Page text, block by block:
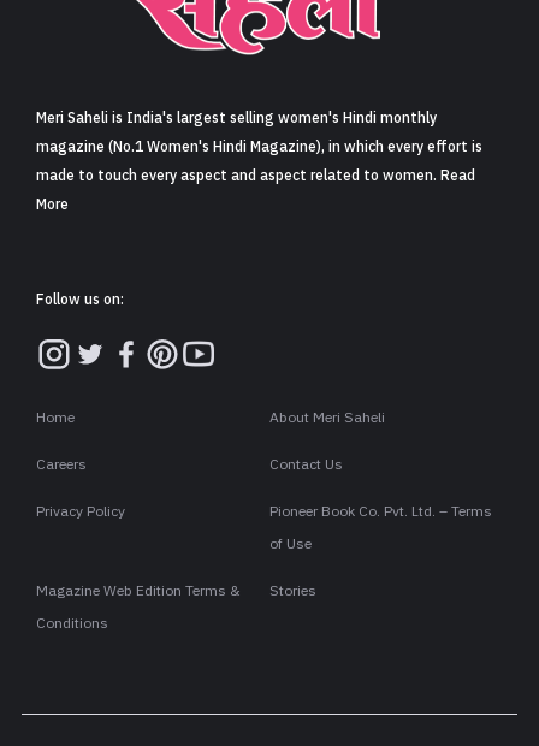
Meri Saheli is India's largest selling women's Hindi monthly
magazine (No.1 Women's Hindi Magazine), in which every effort is
made to touch every aspect and aspect related to women. Read
More
Follow us on:
Home About Meri Saheli
Careers Contact Us
Privacy Policy
Pioneer Book Co. Pvt. Ltd. – Terms
of Use
Magazine Web Edition Terms &
Conditions
Stories